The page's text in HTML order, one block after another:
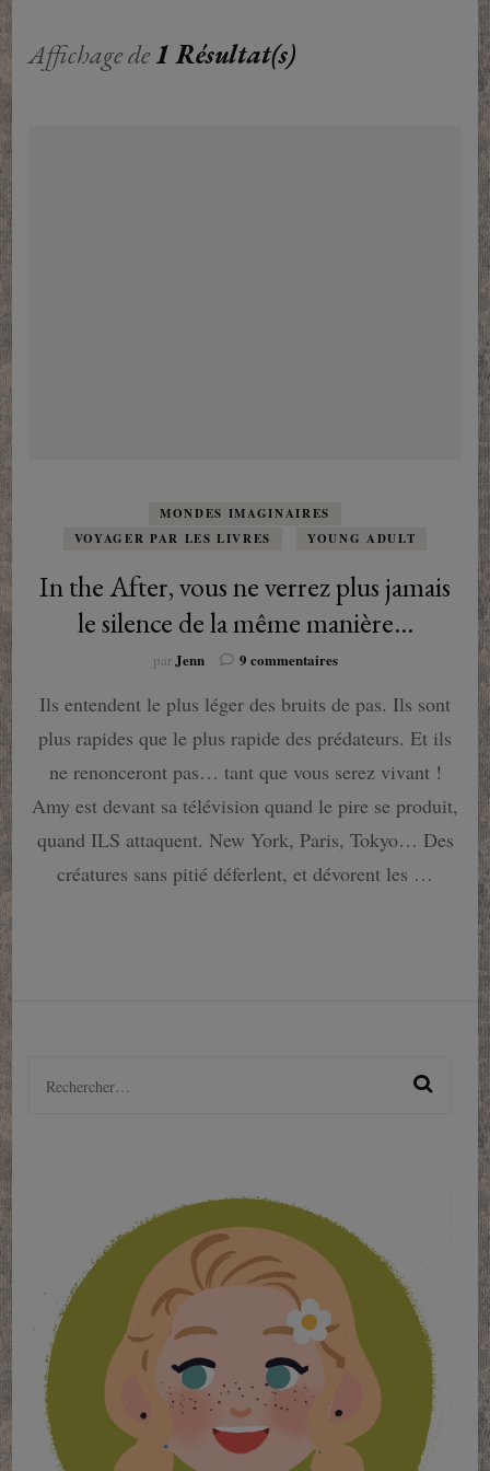
Affichage de1 Résultat(s)
MONDES IMAGINAIRES
VOYAGER PAR LES LIVRES
YOUNG ADULT
In the After, vous ne verrez plus jamais
le silence de la même manière…
par Jenn 9 commentairessur
the
vous
ne
plus
jamais
le
silence
Ils entendent le plus léger des bruits de pas. Ils sont
plus rapides que le plus rapide des prédateurs. Et ils
ne renonceront pas… tant que vous serez vivant !
Amy est devant sa télévision quand le pire se produit,
quand ILS attaquent. New York, Paris, Tokyo… Des
créatures sans pitié déferlent, et dévorent les …
Rechercher :